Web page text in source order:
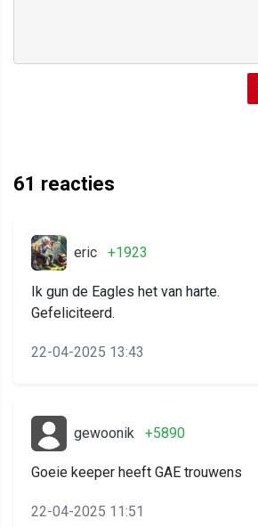
61 reacties
eric +1923
Ik gun de Eagles het van harte.
Gefeliciteerd.
22-04-2025 13:43
gewoonik +5890
Goeie keeper heeft GAE trouwens
22-04-2025 11:51